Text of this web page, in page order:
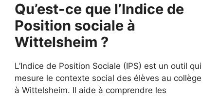
Qu’est-ce que l’Indice de
Position sociale à
Wittelsheim ?
L’Indice de Position Sociale (IPS) est un outil qui
mesure le contexte social des élèves au collège
à Wittelsheim. Il aide à comprendre les